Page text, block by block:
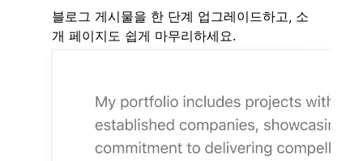
블로그 게시물을 한 단계 업그레이드하고, 소
개 페이지도 쉽게 마무리하세요.